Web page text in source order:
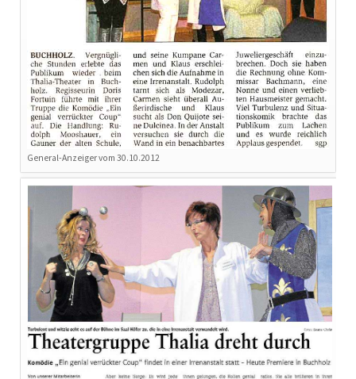
General-Anzeiger vom 30.10.2012